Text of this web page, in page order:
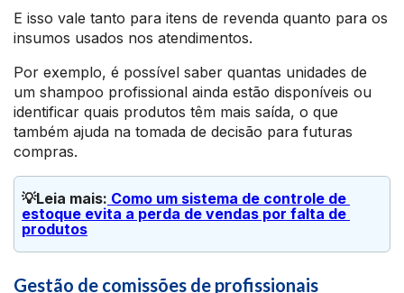
E isso vale tanto para itens de revenda quanto para os
insumos usados nos atendimentos.
Por exemplo, é possível saber quantas unidades de
um shampoo profissional ainda estão disponíveis ou
identificar quais produtos têm mais saída, o que
também ajuda na tomada de decisão para futuras
compras.
💡Leia mais: Como um sistema de controle de
estoque evita a perda de vendas por falta de
produtos
Gestão de comissões de profissionais